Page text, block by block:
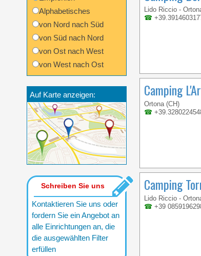
Alphabetisches
von Nord nach Süd
von Süd nach Nord
von Ost nach West
von West nach Ost
Auf Karte anzeigen:
Schreiben Sie uns
Kontaktieren Sie uns oder
fordern Sie ein Angebot an
alle Einrichtungen an, die
die ausgewählten Filter
erfüllen
Lido Riccio -
☎
Camping
Ortona (CH)
☎
Camping
Lido Riccio -
☎ +39